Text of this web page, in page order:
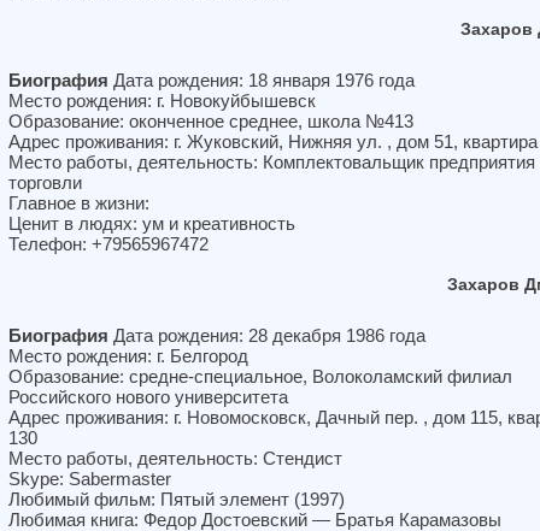
Захаров
Биография Дата рождения: 18 января 1976 года
Место рождения: г. Новокуйбышевск
Образование: оконченное среднее, школа №413
Адрес проживания: г. Жуковский, Нижняя ул. , дом 51, квартира
Место работы, деятельность: Комплектовальщик предприятия
торговли
Главное в жизни:
Ценит в людях: ум и креативность
Телефон: +79565967472
Захаров
Биография Дата рождения: 28 декабря 1986 года
Место рождения: г. Белгород
Образование: средне-специальное, Волоколамский филиал
Российского нового университета
Адрес проживания: г. Новомосковск, Дачный пер. , дом 115,
130
Место работы, деятельность: Стендист
Skype: Sabermaster
Любимый фильм: Пятый элемент (1997)
Любимая книга: Федор Достоевский — Братья Карамазовы